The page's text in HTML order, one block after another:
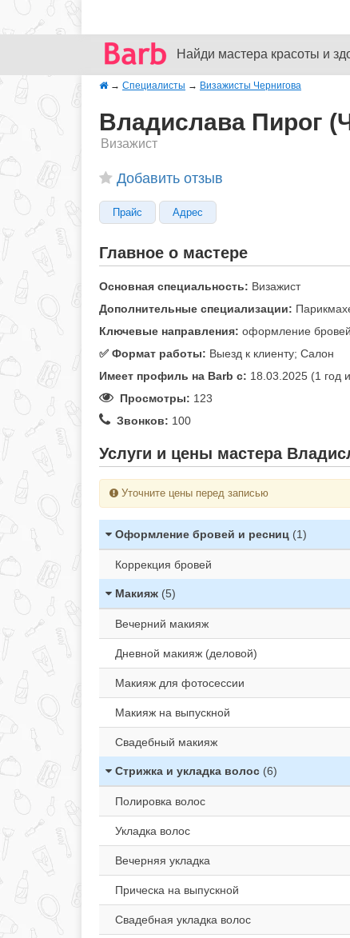
Найди мастера красоты и
→ Специалисты → Визажисты Чернигова
Владислава Пирог
Визажист
Добавить отзыв
Прайс Адрес
Главное о мастере
Основная специальность: Визажист
Дополнительные специализации:
Ключевые направления: оформление
✅️ Формат работы: Выезд к клиенту; Салон
Имеет профиль на Barb c: 18.03.2025 (1 год
Просмотры: 123
Звонков: 100
Услуги и цены мастера
Уточните цены перед записью
Оформление бровей и ресниц (1)
Коррекция бровей
Макияж (5)
Вечерний макияж
Дневной макияж (деловой)
Макияж для фотосессии
Макияж на выпускной
Свадебный макияж
Стрижка и укладка волос (6)
Полировка волос
Укладка волос
Вечерняя укладка
Прическа на выпускной
Свадебная укладка волос